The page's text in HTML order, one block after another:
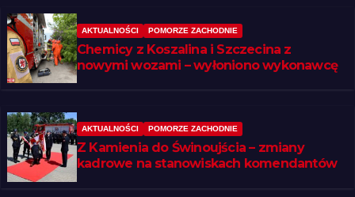
AKTUALNOŚCI POMORZE ZACHODNIE
Chemicy z Koszalina i Szczecina z
nowymi wozami – wyłoniono wykonawcę
AKTUALNOŚCI POMORZE ZACHODNIE
Z Kamienia do Świnoujścia – zmiany
kadrowe na stanowiskach komendantów